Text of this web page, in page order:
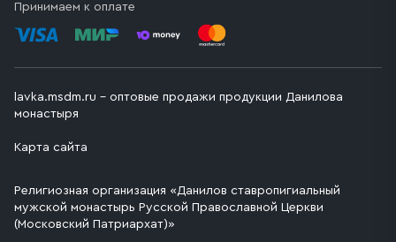
Принимаем к оплате
lavka.msdm.ru – оптовые продажи продукции Данилова
монастыря
Карта сайта
Религиозная организация «Данилов ставропигиальный
мужской монастырь Русской Православной Церкви
(Московский Патриархат)»